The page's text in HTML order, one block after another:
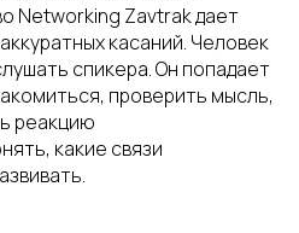
Networking Zavtrak дает
касаний. Человек
спикера. Он попадает
проверить мысль,
реакцию
какие связи